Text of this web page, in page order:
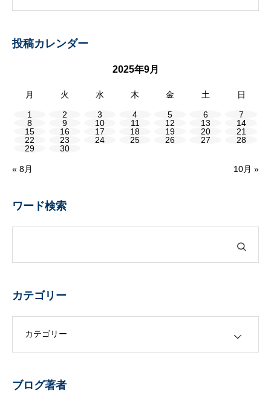
投稿カレンダー
2025年9月
月 火 水 木 金 土 日
1 2 3 4 5 6
7
8
9 10 11 12 13
14
15
16 17 18 19 20
21
22
23 24 25 26 27
28
29
30
« 8月 10月 »
ワード検索
カテゴリー
ブログ著者